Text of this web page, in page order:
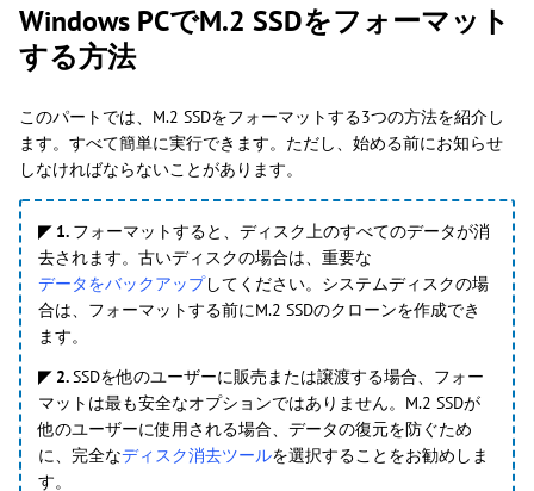
Windows PCでM.2 SSDをフォーマット
する方法
このパートでは、M.2 SSDをフォーマットする3つの方法を紹介し
ます。すべて簡単に実行できます。ただし、始める前にお知らせ
しなければならないことがあります。
◤ 1. フォーマットすると、ディスク上のすべてのデータが消
去されます。古いディスクの場合は、重要な
データをバックアップしてください。システムディスクの場
合は、フォーマットする前にM.2 SSDのクローンを作成でき
ます。
◤ 2.SSDを他のユーザーに販売または譲渡する場合、フォー
マットは最も安全なオプションではありません。M.2 SSDが
他のユーザーに使用される場合、データの復元を防ぐため
に、完全なディスク消去ツールを選択することをお勧めしま
す。